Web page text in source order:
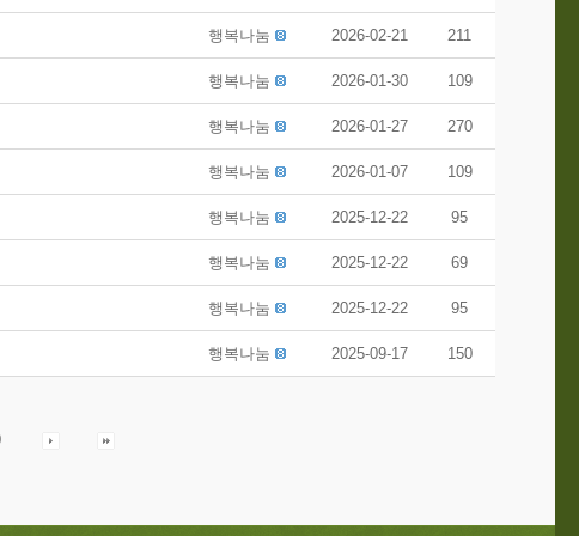
행복나눔 2026-02-21 211
행복나눔 2026-01-30 109
행복나눔 2026-01-27 270
행복나눔 2026-01-07 109
행복나눔 2025-12-22 95
행복나눔 2025-12-22 69
행복나눔 2025-12-22 95
행복나눔 2025-09-17 150